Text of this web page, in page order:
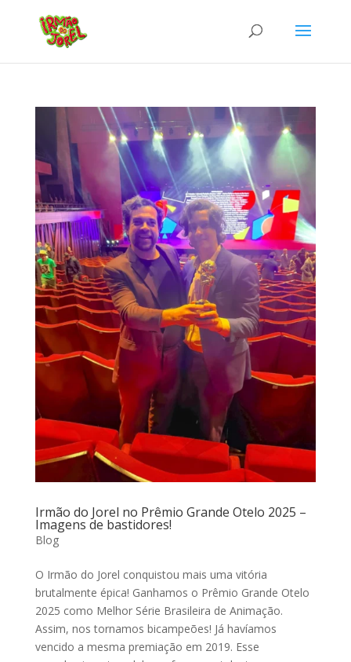
Irmão do Jorel no Prêmio Grande Otelo 2025 –
Imagens de bastidores!
Blog
O Irmão do Jorel conquistou mais uma vitória
brutalmente épica! Ganhamos o Prêmio Grande Otelo
2025 como Melhor Série Brasileira de Animação.
Assim, nos tornamos bicampeões! Já havíamos
vencido a mesma premiação em 2019. Esse